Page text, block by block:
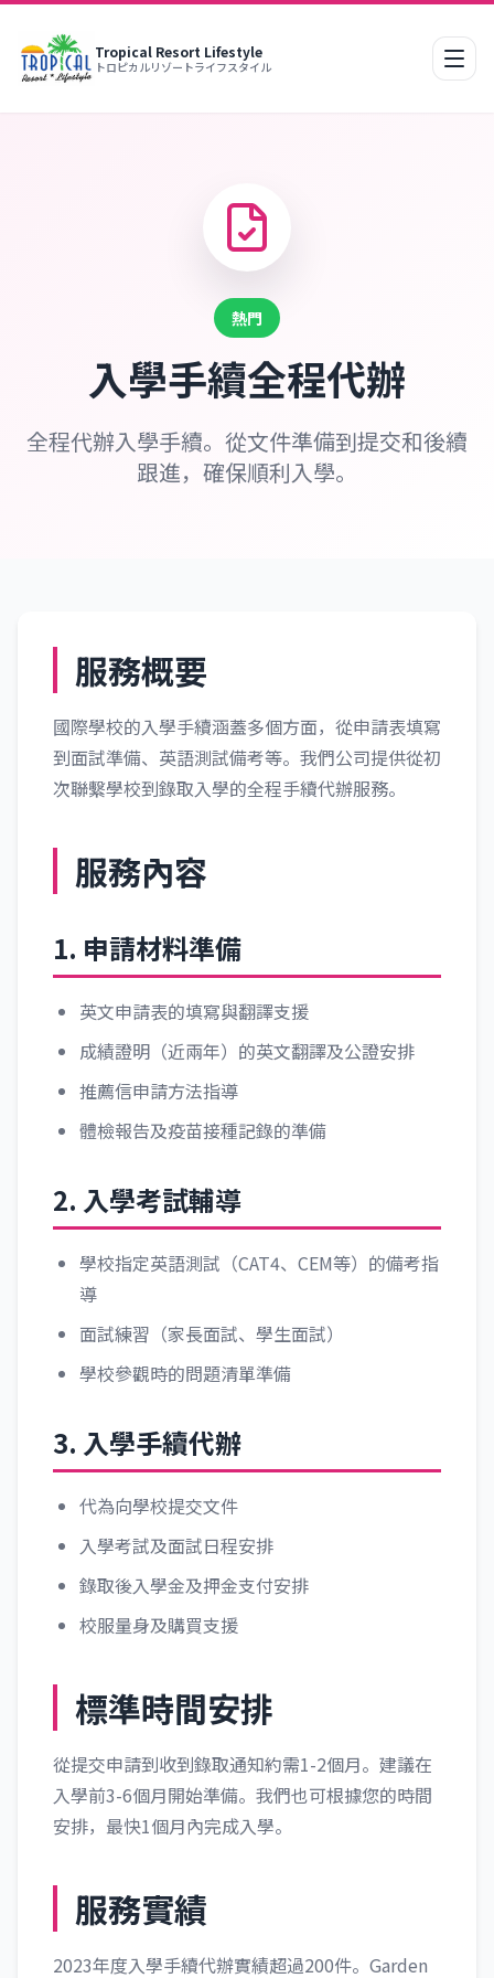
Tropical Resort Lifestyle
トロピカルリゾートライフスタイル 行動
熱門
入學手續全程代辦
全程代辦入學手續。從文件準備到提交和後續
跟進，確保順利入學。
服務概要
國際學校的入學手續涵蓋多個方面，從申請表填寫
到面試準備、英語測試備考等。我們公司提供從初
次聯繫學校到錄取入學的全程手續代辦服務。
服務內容
1. 申請材料準備
英文申請表的填寫與翻譯支援
成績證明（近兩年）的英文翻譯及公證安排
推薦信申請方法指導
體檢報告及疫苗接種記錄的準備
2. 入學考試輔導
學校指定英語測試（CAT4、CEM等）的備考指
導
面試練習（家長面試、學生面試）
學校參觀時的問題清單準備
3. 入學手續代辦
代為向學校提交文件
入學考試及面試日程安排
錄取後入學金及押金支付安排
校服量身及購買支援
標準時間安排
從提交申請到收到錄取通知約需1-2個月。建議在
入學前3-6個月開始準備。我們也可根據您的時間
安排，最快1個月內完成入學。
服務實績
2023年度入學手續代辦實績超過200件。Garden